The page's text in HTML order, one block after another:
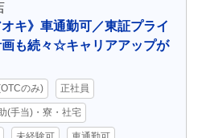
キ》車通勤可／東証プライ
も続々☆キャリアアップが
のみ) 正社員
(手当)・寮・社宅